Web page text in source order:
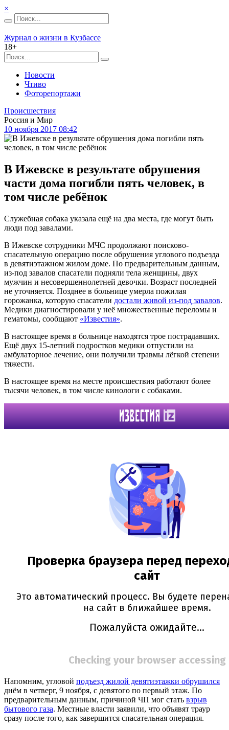
×
Журнал о жизни в Кузбассе
18+
Новости
Чтиво
Фоторепортажи
Происшествия
Россия и Мир
10 ноября 2017 08:42
В Ижевске в результате обрушения
части дома погибли пять человек, в
том числе ребёнок
Служебная собака указала ещё на два места, где могут быть
люди под завалами.
В Ижевске сотрудники МЧС продолжают поисково-
спасательную операцию после обрушения углового подъезда
в девятиэтажном жилом доме. По предварительным данным,
из-под завалов спасатели подняли тела женщины, двух
мужчин и несовершеннолетней девочки. Возраст последней
не уточняется. Позднее в больнице умерла пожилая
горожанка, которую спасатели достали живой из-под завалов.
Медики диагностировали у неё множественные переломы и
гематомы, сообщают «Известия».
В настоящее время в больнице находятся трое пострадавших.
Ещё двух 15-летний подростков медики отпустили на
амбулаторное лечение, они получили травмы лёгкой степени
тяжести.
В настоящее время на месте происшествия работают более
тысячи человек, в том числе кинологи с собаками.
Напомним, угловой подъезд жилой девятиэтажки обрушился
днём в четверг, 9 ноября, с девятого по первый этаж. По
предварительным данным, причиной ЧП мог стать взрыв
бытового газа. Местные власти заявили, что объявят траур
сразу после того, как завершится спасательная операция.